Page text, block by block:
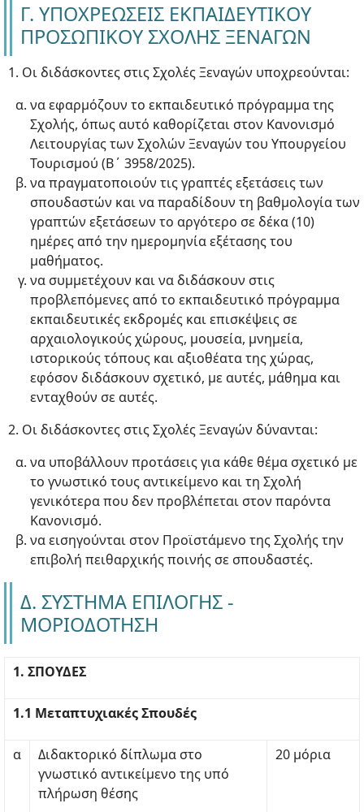
Γ. ΥΠΟΧΡΕΩΣΕΙΣ ΕΚΠΑΙΔΕΥΤΙΚΟΥ
ΠΡΟΣΩΠΙΚΟΥ ΣΧΟΛΗΣ ΞΕΝΑΓΩΝ
1. Οι διδάσκοντες στις Σχολές Ξεναγών υποχρεούνται:
να εφαρμόζουν το εκπαιδευτικό πρόγραμμα της
Σχολής, όπως αυτό καθορίζεται στον Κανονισμό
Λειτουργίας των Σχολών Ξεναγών του Υπουργείου
Τουρισμού (Β΄ 3958/2025).
να πραγματοποιούν τις γραπτές εξετάσεις των
σπουδαστών και να παραδίδουν τη βαθμολογία των
γραπτών εξετάσεων το αργότερο σε δέκα (10)
ημέρες από την ημερομηνία εξέτασης του
μαθήματος.
να συμμετέχουν και να διδάσκουν στις
προβλεπόμενες από το εκπαιδευτικό πρόγραμμα
εκπαιδευτικές εκδρομές και επισκέψεις σε
αρχαιολογικούς χώρους, μουσεία, μνημεία,
ιστορικούς τόπους και αξιοθέατα της χώρας,
εφόσον διδάσκουν σχετικό, με αυτές, μάθημα και
ενταχθούν σε αυτές.
2. Οι διδάσκοντες στις Σχολές Ξεναγών δύνανται:
να υποβάλλουν προτάσεις για κάθε θέμα σχετικό με
το γνωστικό τους αντικείμενο και τη Σχολή
γενικότερα που δεν προβλέπεται στον παρόντα
Κανονισμό.
να εισηγούνται στον Προϊστάμενο της Σχολής την
επιβολή πειθαρχικής ποινής σε σπουδαστές.
Δ. ΣΥΣΤΗΜΑ ΕΠΙΛΟΓΗΣ -
ΜΟΡΙΟΔΟΤΗΣΗ
1. ΣΠΟΥΔΕΣ
1.1 Μεταπτυχιακές Σπουδές
α
Διδακτορικό δίπλωμα στο
γνωστικό αντικείμενο της υπό
πλήρωση θέσης
20 μόρια